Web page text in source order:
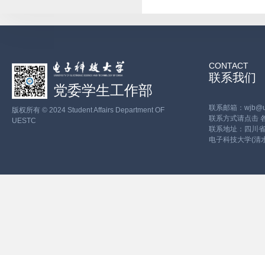
党委学生工作部
版权所有 © 2024 Student Affairs Department OF
UESTC
CONTACT
联系我们
联系邮箱：
联系方式请点击
联系地址：四川
电子科技大学(清